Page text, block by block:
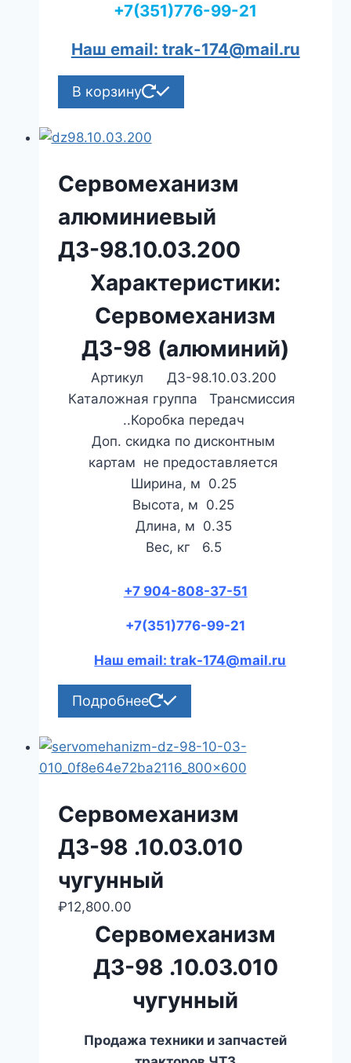
+7(351)776-99-21
Наш email: trak-174@mail.ru
В корзину
Сервомеханизм
алюминиевый
ДЗ-98.10.03.200
Характеристики:
Сервомеханизм
ДЗ-98 (алюминий)
Артикул ДЗ-98.10.03.200
Каталожная группа Трансмиссия
..Коробка передач
Доп. скидка по дисконтным
картам не предоставляется
Ширина, м 0.25
Высота, м 0.25
Длина, м 0.35
Вес, кг 6.5
+7 904-808-37-51
+7(351)776-99-21
Наш email: trak-174@mail.ru
Подробнее
Сервомеханизм
ДЗ-98 .10.03.010
чугунный
₽12,800.00
Сервомеханизм
ДЗ-98 .10.03.010
чугунный
Продажа техники и запчастей